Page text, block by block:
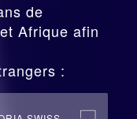
de
Afrique afin
: